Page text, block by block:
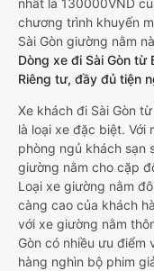
nhất là 130000VND
chương trình khuyến
Sài Gòn giường nằm
Dòng xe đi Sài Gòn
Riêng tư, đầy đủ tiện
Xe khách đi Sài Gòn
là loại xe đặc biệt.
phòng ngủ khách sạn
giường nằm cho cặp
Loại xe giường nằm
càng cao của khách
với xe giường nằm
Gòn có nhiều ưu điểm
hàng nghìn bộ phim